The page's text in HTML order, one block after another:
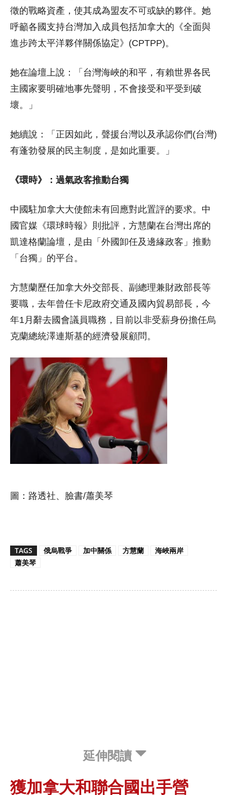
徵的戰略資產，使其成為盟友不可或缺的夥伴。她
呼籲各國支持台灣加入成員包括加拿大的《全面與
進步跨太平洋夥伴關係協定》(CPTPP)。
她在論壇上說：「台灣海峽的和平，有賴世界各民
主國家要明確地事先聲明，不會接受和平受到破
壞。」
她續說：「正因如此，聲援台灣以及承認你們(台灣)
有蓬勃發展的民主制度，是如此重要。」
《環時》：過氣政客推動台獨
中國駐加拿大大使館未有回應對此置評的要求。中
國官媒《環球時報》則批評，方慧蘭在台灣出席的
凱達格蘭論壇，是由「外國卸任及邊緣政客」推動
「台獨」的平台。
方慧蘭歷任加拿大外交部長、副總理兼財政部長等
要職，去年曾任卡尼政府交通及國內貿易部長，今
年1月辭去國會議員職務，目前以非受薪身份擔任烏
克蘭總統澤連斯基的經濟發展顧問。
圖：路透社、臉書/蕭美琴
TAGS 俄烏戰爭 加中關係 方慧蘭
海峽兩岸
蕭美琴
延伸閱讀
獲加拿大和聯合國出手營